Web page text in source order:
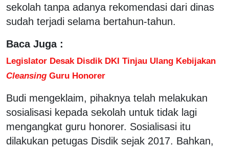
sekolah tanpa adanya rekomendasi dari dinas
sudah terjadi selama bertahun-tahun.
Baca Juga :
Legislator Desak Disdik DKI Tinjau Ulang Kebijakan
Cleansing Guru Honorer
Budi mengeklaim, pihaknya telah melakukan
sosialisasi kepada sekolah untuk tidak lagi
mengangkat guru honorer. Sosialisasi itu
dilakukan petugas Disdik sejak 2017. Bahkan,